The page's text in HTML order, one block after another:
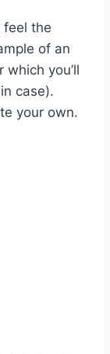
feel the
of an
you’ll
case).
your own.